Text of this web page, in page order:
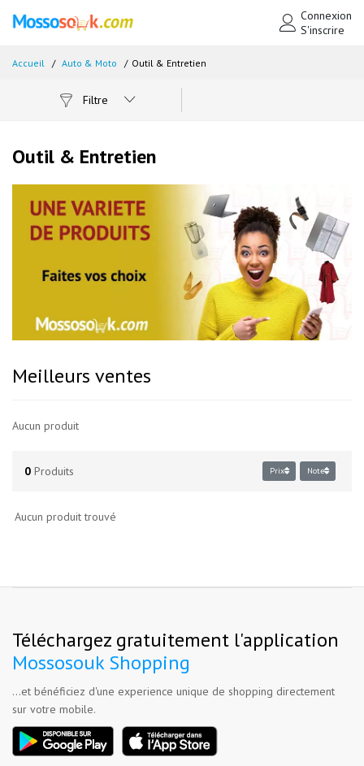
Connexion
S'inscrire
Accueil Auto & Moto Outil & Entretien
Filtre
Outil & Entretien
Meilleurs ventes
Aucun produit
0 Produits Prix Note
Aucun produit trouvé
Téléchargez gratuitement l'application
Mossosouk Shopping
...et bénéficiez d'une experience unique de shopping directement
sur votre mobile.